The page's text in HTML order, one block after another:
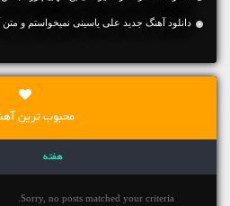
دانلود آهنگ جديد علی یاسینی نمیخواستم و متن
محبوب ترین
هفته
Sorry, no posts matched your criteria.